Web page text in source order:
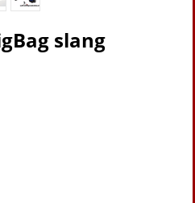
slang